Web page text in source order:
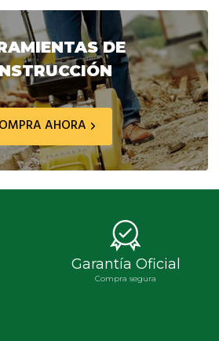
es:
$ 66.427,10.
era:
$ 1.081.264,60.
es:
$
DE
AHORA
Garantía Oficial
Compra segura